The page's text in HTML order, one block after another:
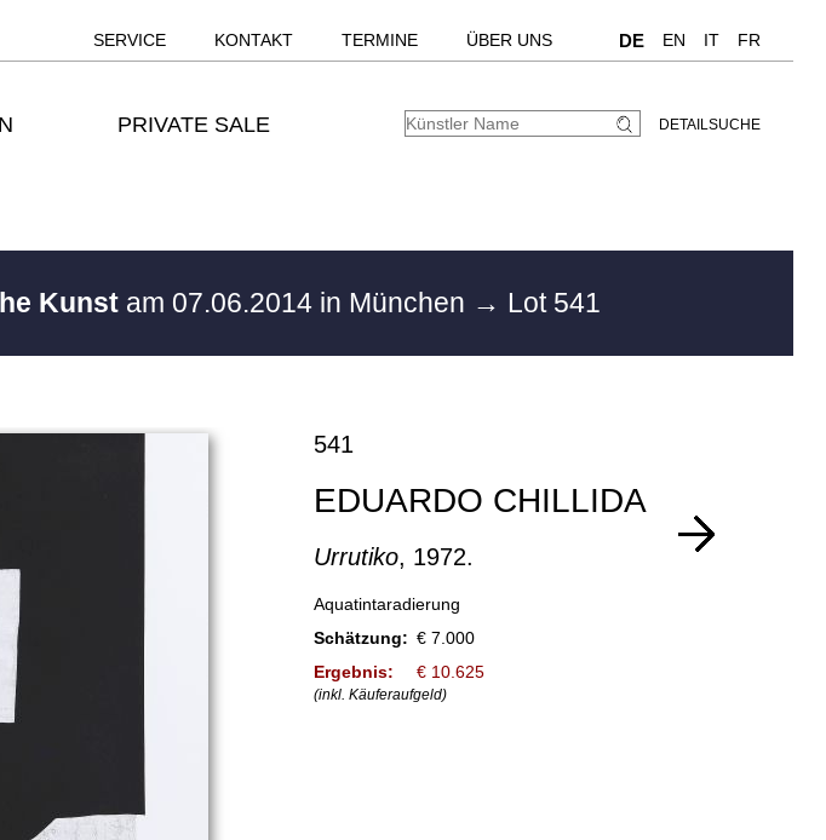
SERVICE KONTAKT TERMINE ÜBER UNS DE EN IT FR
PRIVATE SALE DETAILSUCHE
Kunst am 07.06.2014 in München → Lot 541
541
EDUARDO CHILLIDA
Urrutiko, 1972.
Aquatintaradierung
Schätzung: € 7.000
Ergebnis:
€ 10.625
(inkl. Käuferaufgeld)